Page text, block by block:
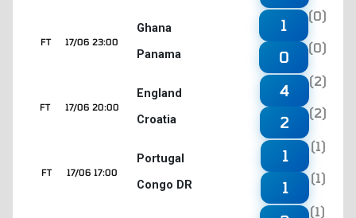
17/06 23:00
FT
Ghana
Panama
1
(0)
0
(0)
17/06 20:00
FT
England
Croatia
4
(2)
2
(2)
17/06 17:00
FT
Portugal
Congo DR
1
(1)
1
(1)
(1)